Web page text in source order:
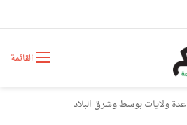
القائمة
ولايات بوسط وشرق البلاد